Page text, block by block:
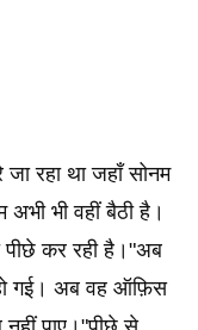
जा रहा था जहाँ सोनम
भी वहीं बैठी है।
पीछे कर रही है।"अब
गई। अब वह ऑफ़िस